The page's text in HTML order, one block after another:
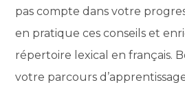
pas compte dans votre
en pratique ces conseils et
répertoire lexical en français.
votre parcours